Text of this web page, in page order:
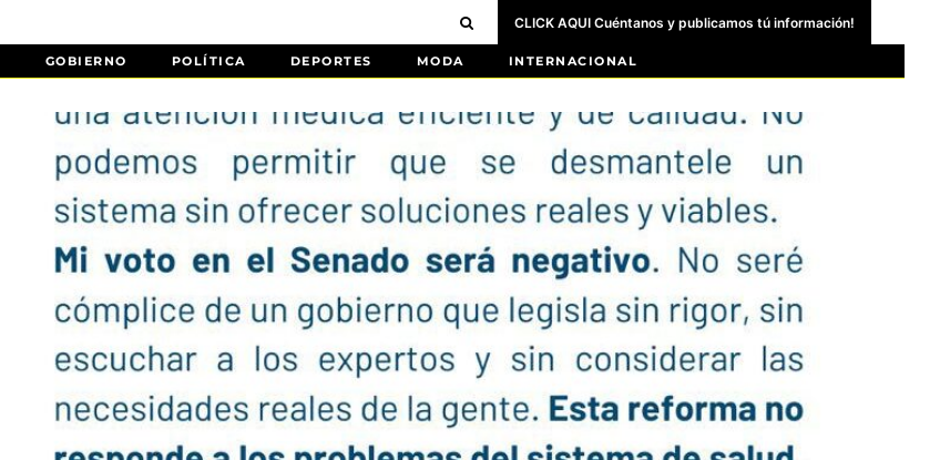
CLICK AQUI Cuéntanos y publicamos tú información!
GOBIERNO POLÍTICA DEPORTES MODA INTERNACIONAL